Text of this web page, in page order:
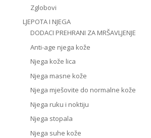
Zglobovi
LJEPOTA I NJEGA
DODACI PREHRANI ZA MRŠAVLJENJE
Anti-age njega kože
Njega kože lica
Njega masne kože
Njega mješovite do normalne kože
Njega ruku i noktiju
Njega stopala
Njega suhe kože